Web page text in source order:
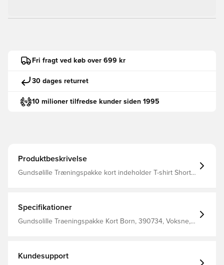
Fri fragt ved køb over 699 kr
30 dages returret
10 milioner tilfredse kunder siden 1995
Produktbeskrivelse
Gundsølille Træningspakke kort indeholder T-shirt Shorts
Specifikationer
Gundsolille Traeningspakke Kort Born, 390734, Voksne,
Kundesupport